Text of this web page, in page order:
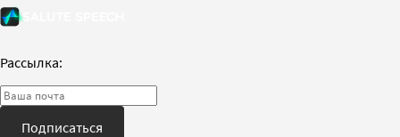
Рассылка:
Подписаться